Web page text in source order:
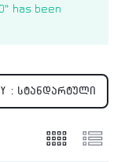
has been
: სტანდარტული